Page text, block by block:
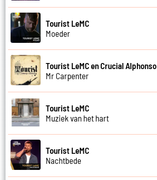
Tourist LeMC
Moeder
Tourist LeMC en Crucial Alphonso
Mr Carpenter
Tourist LeMC
Muziek van het hart
Tourist LeMC
Nachtbede